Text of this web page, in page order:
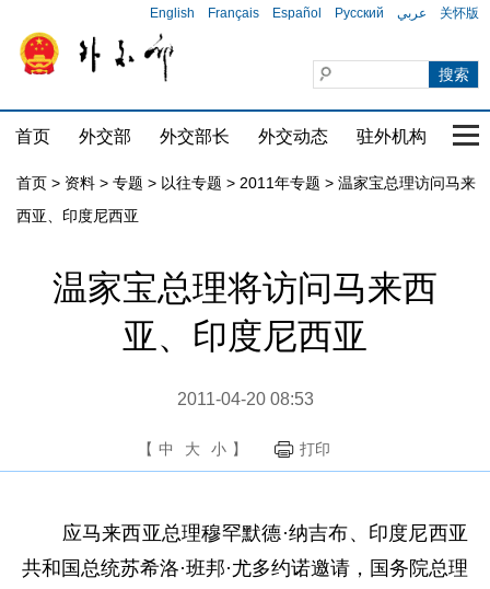
English Français Español Русский عربي 关怀版
首页 外交部 外交部长 外交动态 驻外机构 国
首页 > 资料 > 专题 > 以往专题 > 2011年专题 > 温家宝总理访问马来
西亚、印度尼西亚
温家宝总理将访问马来西
亚、印度尼西亚
2011-04-20 08:53
【 中 大 小 】 打印
应马来西亚总理穆罕默德·纳吉布、印度尼西亚
共和国总统苏希洛·班邦·尤多约诺邀请，国务院总理